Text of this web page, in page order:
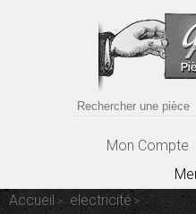
Mon Compte
Accueil
electricité